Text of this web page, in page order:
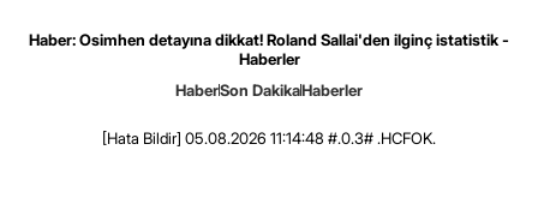
Haber: Osimhen detayına dikkat! Roland Sallai'den ilginç istatistik -
Haberler
HaberSon DakikaHaberler
[Hata Bildir] 05.08.2026 11:14:48 #.0.3# .HCFOK.